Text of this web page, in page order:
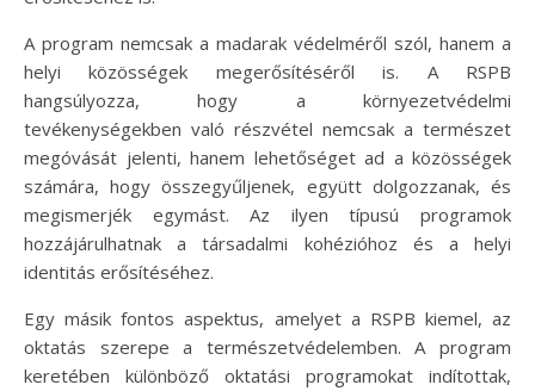
A program nemcsak a madarak védelméről szól, hanem a
helyi közösségek megerősítéséről is. A RSPB
hangsúlyozza, hogy a környezetvédelmi
tevékenységekben való részvétel nemcsak a természet
megóvását jelenti, hanem lehetőséget ad a közösségek
számára, hogy összegyűljenek, együtt dolgozzanak, és
megismerjék egymást. Az ilyen típusú programok
hozzájárulhatnak a társadalmi kohézióhoz és a helyi
identitás erősítéséhez.
Egy másik fontos aspektus, amelyet a RSPB kiemel, az
oktatás szerepe a természetvédelemben. A program
keretében különböző oktatási programokat indítottak,